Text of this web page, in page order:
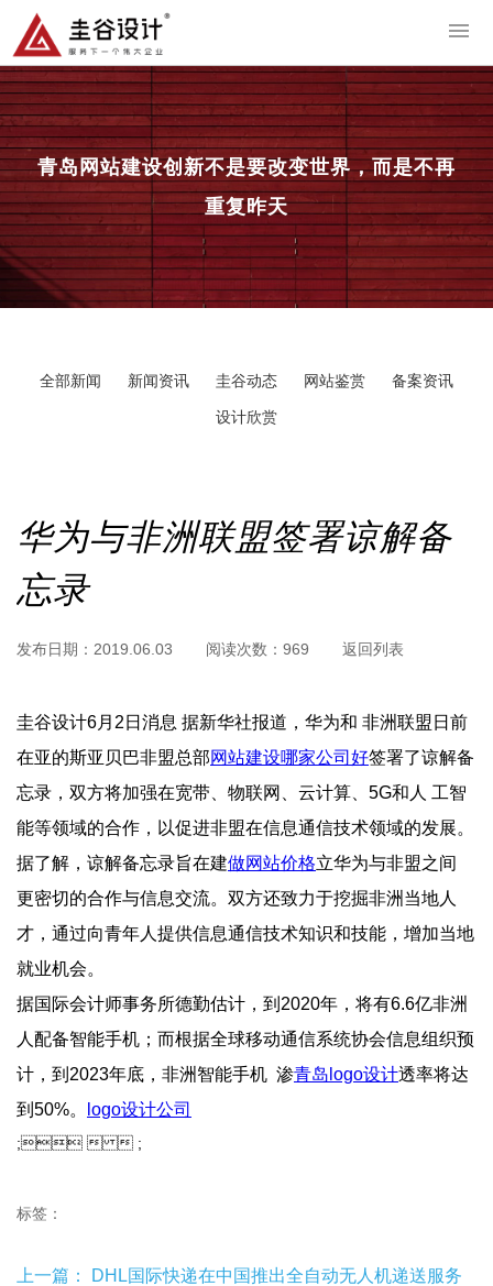
青岛网站建设创新不是要改变世界，而是不再
重复昨天
全部新闻 新闻资讯 圭谷动态 网站鉴赏 备案资讯
设计欣赏
华为与非洲联盟签署谅解备
忘录
发布日期： 2019.06.03 阅读次数： 969 返回列表
圭谷设计6月2日 消息 据新华社报道，华为和 非洲联盟日前
在亚的斯亚贝巴非盟总部网站建设哪家公司好签署了谅解备
忘录，双方将加强在宽带、物联网、云计算、5G和人  工智
能等领域的合作，以促进非盟在信息通信技术领域的发展。
据了解，谅解备忘录旨在建做网站价格立华为与非盟之间  
更密切的合作与信息交流。双方还致力于挖掘非洲当地 人
才，通过向青年人提供信息通信技术知识和技能，增加当地
就业机会。
据国际会计师事务所德勤估计，到2020年，将有6.6亿非洲
人配备智能手机；而根据全球移动通信系统协会信息组织预
计，到2023年底，非洲智能手机  渗青岛logo设计透率将达
到50%。
logo设计公司
;   ;
标签：
上一篇： DHL国际快递在中国推出全自动无人机递送服务